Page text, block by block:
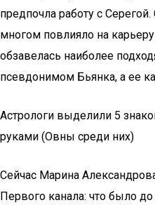
предпочла работу с
многом повлияло на
обзавелась наиболее
псевдонимом Бьянка, а ее
Астрологи выделили 5
руками (Овны среди них)
Сейчас Марина
Первого канала: что было до